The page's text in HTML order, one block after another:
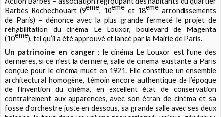
Barbès Rochechouart (9ème, 10ème et 18èmearrondissements
de Paris) – dénonce avec la plus grande fermeté le projet de
réhabilitation du cinéma Le Louxor, boulevard de Magenta
(10ème), tel qu’il a été approuvé et lancé par la Mairie de Paris.
Un patrimoine en danger: le cinéma Le Louxor est l’une des
dernières, si ce n’est la dernière, salle de cinéma existante à Paris
conçue pour le cinéma muet en 1921. Elle constitue un ensemble
architectural homogène, témoin encore authentique de l’époque
de l’invention du cinéma, en excellent état de conservation
contrairement aux apparences, avec son écran de cinéma et sa
fosse d’orchestre juste en dessous, sa grande salle avec ses deux